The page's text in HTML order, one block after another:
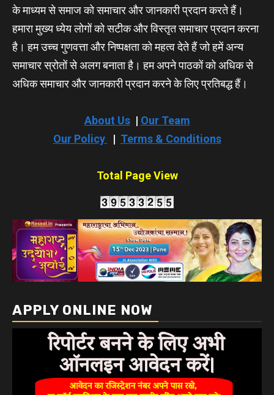
के माध्यम से समाज को समाचार और जानकारी प्रदान करते हैं।
हमारा मुख्य ध्येय लोगों को सटीक और विस्तृत समाचार प्रदान करना
है। हम उच्च गुणवत्ता और निष्पक्षता को महत्व देते हैं जो हमें अन्य
समाचार स्रोतों से अलग बनाता है। हम अपने पाठकों को अधिक से
अधिक समाचार और जानकारी प्रदान करने के लिए प्रतिबद्ध हैं।
About Us| Our Team
Our Policy
| Terms & Conditions
Total Page View
APPLY ONLINE NOW